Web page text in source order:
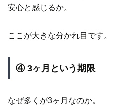
安心と感じるか。
ここが大きな分かれ目です。
④ 3ヶ月という期限
なぜ多くが3ヶ月なのか。